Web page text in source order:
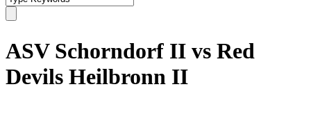
ASV Schorndorf II vs Red
Devils Heilbronn II